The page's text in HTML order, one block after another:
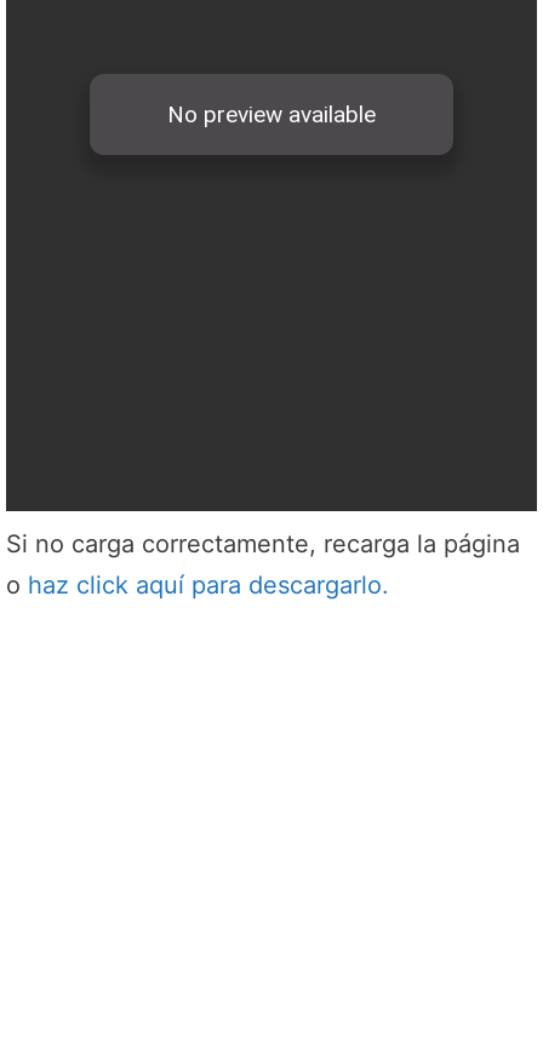
Si no carga correctamente, recarga la página
o haz click aquí para descargarlo.